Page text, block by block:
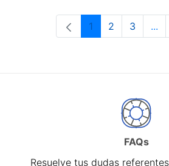
Página
1 Página
2 Página
3 ...
FAQs
Resuelve tus dudas